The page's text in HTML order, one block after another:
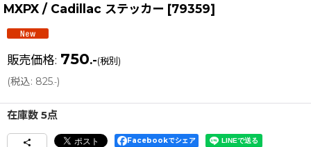
MXPX / Cadillac ステッカー [79359]
販売価格: 750.-(税別)
(税込: 825.-)
在庫数 5点
Facebookでシェア